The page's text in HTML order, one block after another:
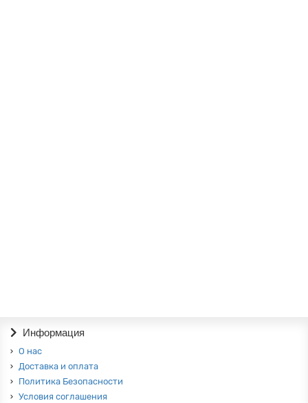
Информация
О нас
Доставка и оплата
Политика Безопасности
Условия соглашения